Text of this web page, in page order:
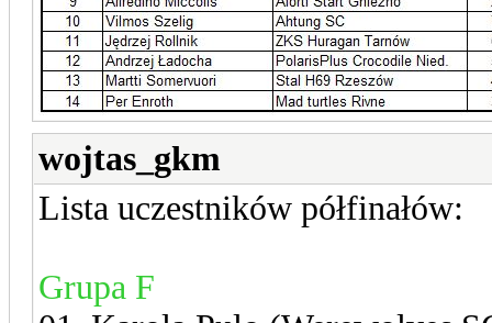
wojtas_gkm
Lista uczestników półfinałów:
Grupa F